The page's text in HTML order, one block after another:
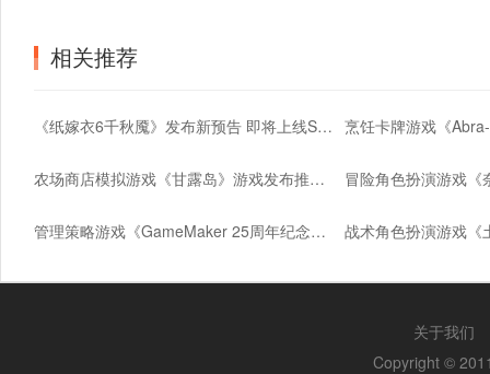
相关推荐
《纸嫁衣6千秋魇》发布新预告 即将上线Steam平台
农场商店模拟游戏《甘露岛》游戏发布推迟至2025年初
管理策略游戏《GameMaker 25周年纪念》在Steam推出
关于我们
Copyright ©